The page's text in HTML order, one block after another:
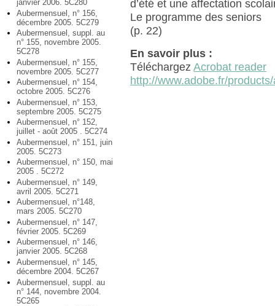
janvier 2006. 5C280
Aubermensuel, n° 156,
décembre 2005. 5C279
Aubermensuel, suppl. au
n° 155, novembre 2005.
5C278
Aubermensuel, n° 155,
novembre 2005. 5C277
Aubermensuel, n° 154,
octobre 2005. 5C276
Aubermensuel, n° 153,
septembre 2005. 5C275
Aubermensuel, n° 152,
juillet - août 2005 . 5C274
Aubermensuel, n° 151, juin
2005. 5C273
Aubermensuel, n° 150, mai
2005 . 5C272
Aubermensuel, n° 149,
avril 2005. 5C271
Aubermensuel, n°148,
mars 2005. 5C270
Aubermensuel, n° 147,
février 2005. 5C269
Aubermensuel, n° 146,
janvier 2005. 5C268
Aubermensuel, n° 145,
décembre 2004. 5C267
Aubermensuel, suppl. au
n° 144, novembre 2004.
5C265
d’été et une affectation
Le programme des seniors
(p. 22)
En savoir plus :
TéléchargezAcrobat reader
http://www.adobe.fr/